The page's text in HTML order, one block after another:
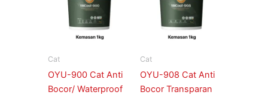
Cat
OYU-900 Cat Anti
Bocor/ Waterproof
Cat
OYU-908 Cat Anti
Bocor Transparan